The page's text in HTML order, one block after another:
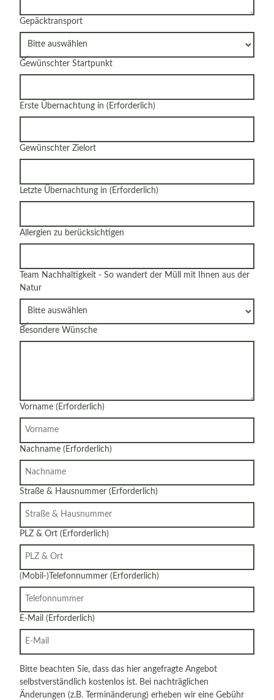
Gepäcktransport
Gewünschter Startpunkt
Erste Übernachtung in (Erforderlich)
Gewünschter Zielort
Letzte Übernachtung in (Erforderlich)
Allergien zu berücksichtigen
Team Nachhaltigkeit - So wandert der Müll mit Ihnen aus der
Natur
Besondere Wünsche
Vorname (Erforderlich)
Nachname (Erforderlich)
Straße & Hausnummer (Erforderlich)
PLZ & Ort (Erforderlich)
(Mobil-)Telefonnummer (Erforderlich)
E-Mail (Erforderlich)
Bitte beachten Sie, dass das hier angefragte Angebot
selbstverständlich kostenlos ist. Bei nachträglichen
Änderungen (z.B. Terminänderung) erheben wir eine Gebühr